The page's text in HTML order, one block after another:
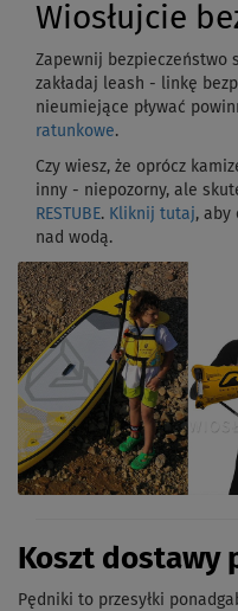
Wiosłujcie
Zapewnij bezpieczeństwo
zakładaj leash - linkę
nieumiejące pływać
ratunkowe.
Czy wiesz, że oprócz
inny - niepozorny, ale
RESTUBE. Kliknij tutaj, aby
nad wodą.
Koszt dostawy
Pędniki to przesyłki